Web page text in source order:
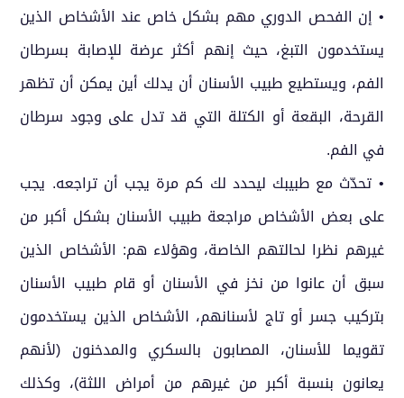
• إن الفحص الدوري مهم بشكل خاص عند الأشخاص الذين
يستخدمون التبغ، حيث إنهم أكثر عرضة للإصابة بسرطان
الفم، ويستطيع طبيب الأسنان أن يدلك أين يمكن أن تظهر
القرحة، البقعة أو الكتلة التي قد تدل على وجود سرطان
في الفم.
• تحدّث مع طبيبك ليحدد لك كم مرة يجب أن تراجعه. يجب
على بعض الأشخاص مراجعة طبيب الأسنان بشكل أكبر من
غيرهم نظرا لحالتهم الخاصة، وهؤلاء هم: الأشخاص الذين
سبق أن عانوا من نخز في الأسنان أو قام طبيب الأسنان
بتركيب جسر أو تاج لأسنانهم، الأشخاص الذين يستخدمون
تقويما للأسنان، المصابون بالسكري والمدخنون (لأنهم
يعانون بنسبة أكبر من غيرهم من أمراض اللثة)، وكذلك